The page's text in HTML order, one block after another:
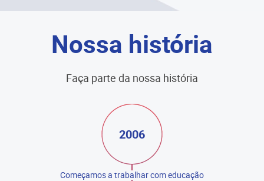
Nossa história
Faça parte da nossa história
2006
Começamos a trabalhar com educação